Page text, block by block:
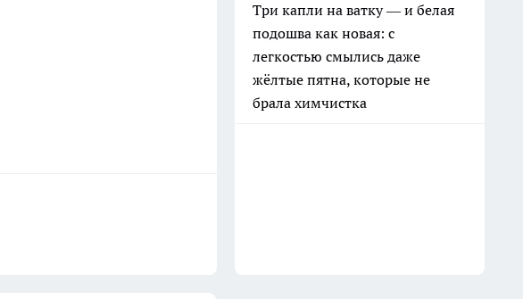
Три капли на ватку — и белая
подошва как новая: с
легкостью смылись даже
жёлтые пятна, которые не
брала химчистка